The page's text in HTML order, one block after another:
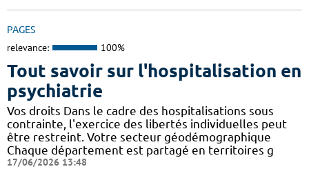
PAGES
relevance: 100%
Tout savoir sur l'hospitalisation en
psychiatrie
Vos droits Dans le cadre des hospitalisations sous
contrainte, l'exercice des libertés individuelles peut
être restreint. Votre secteur géodémographique
Chaque département est partagé en territoires g
17/06/2026 13:48